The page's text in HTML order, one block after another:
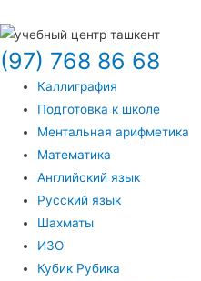
(97) 768 86 68
Каллиграфия
Подготовка к школе
Ментальная арифметика
Математика
Английский язык
Русский язык
Шахматы
ИЗО
Кубик Рубика